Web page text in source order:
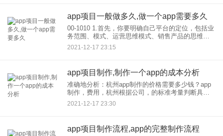
app项目一般做多久,做一个app需要多久
00-1010 1.首先，你要明确自己平台的定位，包括业
务范围、模式、运营思维模式、销售产品的思维模
式、平台思维、生态思维、你对这个平台运营的决
心、你愿意投入多少精力和金钱到这个项目等等。
2021-12-17 23:15
app项目制作,制作一个app的成本分析
准确地分析：杭州app制作的价格需要多少钱？app
制作，费用，杭州根据公司，的标准考量判断具体
定制成本，而公司层面app的APPlication业务结构多
样。开发，对人才的需求一定很高，而开发的成本
2021-12-17 23:30
app项目制作流程,app的完整制作流程